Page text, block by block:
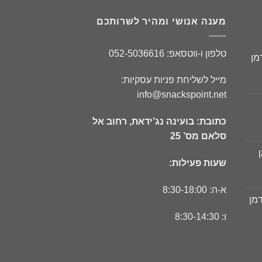
מענה אנושי ומהיר לשרותכם
טלפון ו-ווטסאפ: 052-5036616
מייל לשליחת פניות עסקיות:
info@snackspoint.net
כתובת: בועינה נג’ידאת, רחוב אל
סלאם מס’ 25
שעות פעילות:
א-ה: 8:30-18:00
ו: 8:30-14:30